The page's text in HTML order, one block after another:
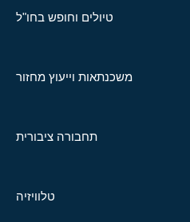
טיולים וחופש בחו"ל
משכנתאות וייעוץ מחזור
תחבורה ציבורית
טלוויזיה